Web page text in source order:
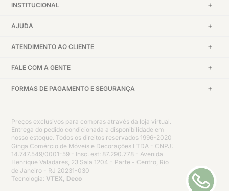
INSTITUCIONAL
AJUDA
ATENDIMENTO AO CLIENTE
FALE COM A GENTE
FORMAS DE PAGAMENTO E SEGURANÇA
Preços exclusivos para compras através da loja virtual.
Entrega do pedido condicionada a disponibilidade em
nosso estoque. Todos os direitos reservados 1996-2020
Ginga Comércio de Móveis e Decorações LTDA - CNPJ:
14.747.549/0001-59 - Insc. est: 87.290.778 - Avenida
Henrique Valadares, 23 Sala 1204 - Parte - Centro, Rio
de Janeiro - RJ 20231-030
Tecnologia: VTEX, Deco